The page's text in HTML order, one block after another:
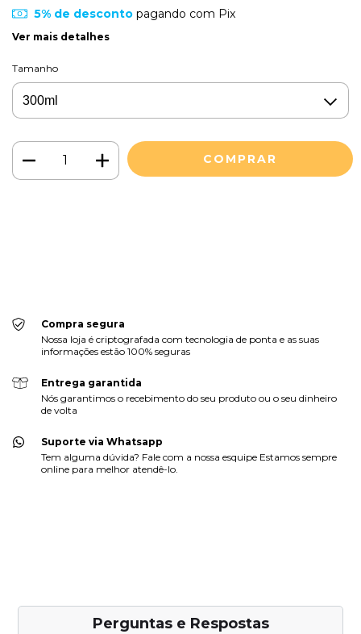
5% de descontopagando com Pix
Ver mais detalhes
Tamanho
Compra segura
Nossa loja é criptografada com tecnologia de ponta e as suas
informações estão 100% seguras
Entrega garantida
Nós garantimos o recebimento do seu produto ou o seu dinheiro
de volta
Suporte via Whatsapp
Tem alguma dúvida? Fale com a nossa esquipe Estamos sempre
online para melhor atendê-lo.
Perguntas e Respostas